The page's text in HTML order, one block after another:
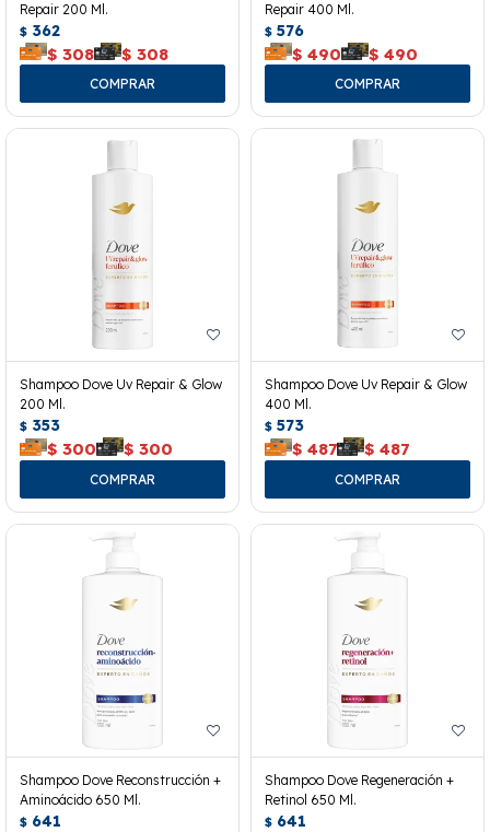
Repair 200 Ml.
$ 362
$ 308 $ 308
Repair 400 Ml.
$ 576
$ 490 $ 490
Shampoo Dove Uv Repair & Glow
200 Ml.
$ 353
$ 300 $ 300
Shampoo Dove Uv Repair & Glow
400 Ml.
$ 573
$ 487 $ 487
Shampoo Dove Reconstrucción +
Aminoácido 650 Ml.
$ 641
Shampoo Dove Regeneración +
Retinol 650 Ml.
$ 641